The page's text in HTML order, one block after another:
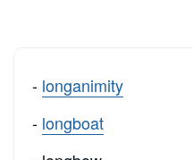
- longanimity
- longboat